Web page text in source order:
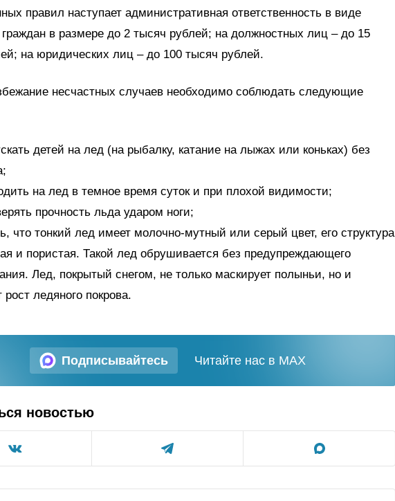
правил наступает административная ответственность в виде
в размере до 2 тысяч рублей; на должностных лиц – до 15
на юридических лиц – до 100 тысяч рублей.
несчастных случаев необходимо соблюдать следующие
детей на лед (на рыбалку, катание на лыжах или коньках) без
на лед в темное время суток и при плохой видимости;
прочность льда ударом ноги;
что тонкий лед имеет молочно-мутный или серый цвет, его структура
и пористая. Такой лед обрушивается без предупреждающего
Лед, покрытый снегом, не только маскирует полыньи, но и
рост ледяного покрова.
Подписывайтесь Читайте нас в MAX
новостью